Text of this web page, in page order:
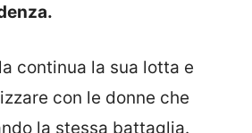
continua la sua lotta e
con le donne che
la stessa battaglia.